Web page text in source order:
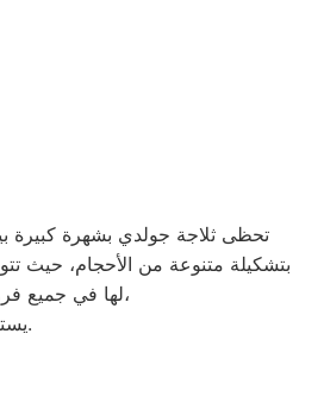
تحظى ثلاجة جولدي بشهرة كبيرة
لها في جميع فروع المحافظات، بهدف توفير الأقرب إليك في جميع الأوقات. نظراً لتوفر الخدمة الفنية لصيانة ثلاجات جولدي في منطقة الشرقية بأكثر من رقم،
يستطيع خدمة العملاء جولدي التواصل معنا عبر الأرقام التالية: 01220261030 – 02357100080 – 0235699066 – 01010916814.